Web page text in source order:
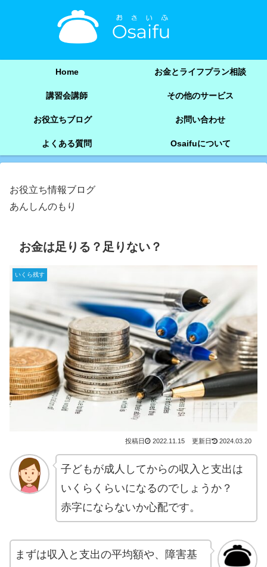
Home お金とライフプラン相談
講習会講師 その他のサービス
お役立ちブログ お問い合わせ
よくある質問 Osaifuについて
お役立ち情報ブログ
あんしんのもり
お金は足りる？足りない？
いくら残す
2022.11.15 2024.03.20
子どもが成人してからの収入と支出は
いくらくらいになるのでしょうか？
赤字にならないか心配です。
まずは収入と支出の平均額や、障害基